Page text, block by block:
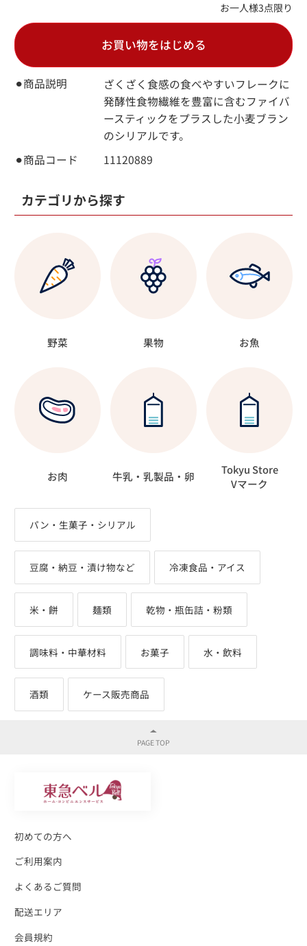
⚫︎商品説明
ざくざく食感の食べやすいフレークに
発酵性食物繊維を豊富に含むファイバ
ースティックをプラスした小麦ブラン
のシリアルです。
お一人様3点限り
⚫︎商品コード 11120889
お買い物をはじめる
カテゴリから探す
野菜 果物 お魚
お肉 牛乳・乳製品・卵
Tokyu Store
Vマーク
パン・生菓子・シリアル
豆腐・納豆・漬け物など 冷凍食品・アイス
米・餅 麺類 乾物・瓶缶詰・粉類
調味料・中華材料 お菓子 水・飲料
酒類 ケース販売商品
初めての方へ
ご利用案内
よくあるご質問
配送エリア
会員規約